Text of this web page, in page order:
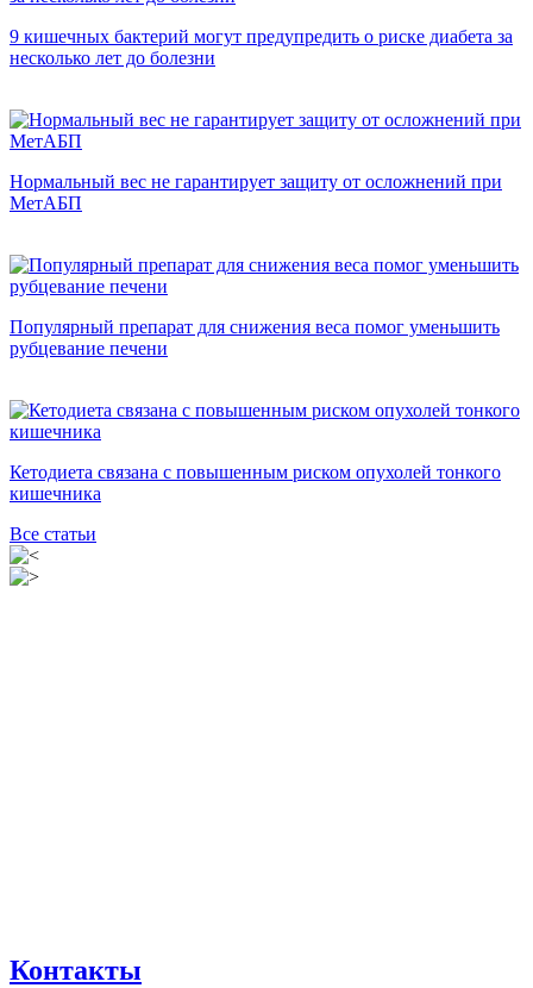
9 кишечных бактерий могут предупредить о риске диабета за
несколько лет до болезни
Нормальный вес не гарантирует защиту от осложнений при
МетАБП
Популярный препарат для снижения веса помог уменьшить
рубцевание печени
Кетодиета связана с повышенным риском опухолей тонкого
кишечника
Все статьи
Контакты